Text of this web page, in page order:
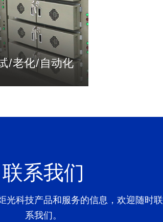
/老化/自动化
联系我们
光科技产品和服务的信息，欢迎随时联
系我们。